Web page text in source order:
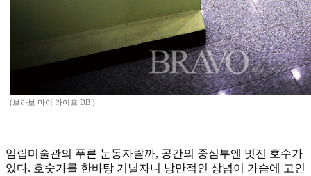
(브라보 마이 라이프 DB )
임립미술관의 푸른 눈동자랄까, 공간의 중심부엔 멋진 호수가
있다. 호숫가를 한바탕 거닐자니 낭만적인 상념이 가슴에 고인